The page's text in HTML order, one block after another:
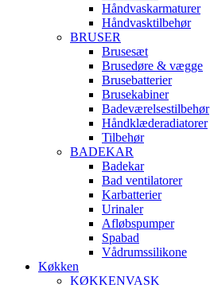
Håndvaskarmaturer
Håndvasktilbehør
BRUSER
Brusesæt
Brusedøre & vægge
Brusebatterier
Brusekabiner
Badeværelsestilbehør
Håndklæderadiatorer
Tilbehør
BADEKAR
Badekar
Bad ventilatorer
Karbatterier
Urinaler
Afløbspumper
Spabad
Vådrumssilikone
Køkken
KØKKENVASK